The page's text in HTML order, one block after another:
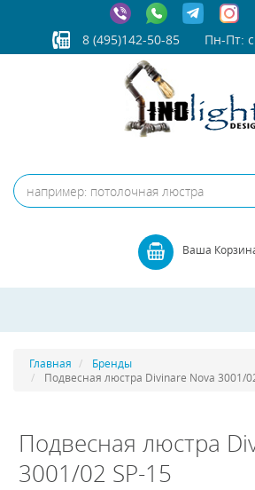
8 (495)142-50-85 Пн-Пт:
Ваша
Главная
Бренды
Подвесная люстра Divinare Nova 3001/
Подвесная люстра
3001/02 SP-15